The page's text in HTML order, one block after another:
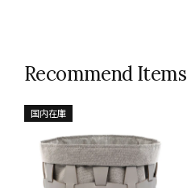
Recommend Items
国内在庫